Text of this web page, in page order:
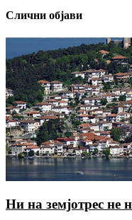
Слични објави
Ни на земјотрес не